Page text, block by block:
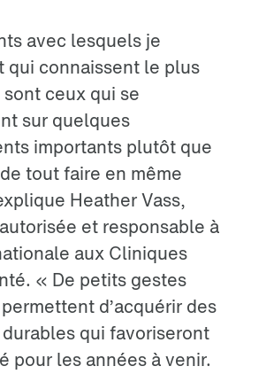
avec lesquels je
qui connaissent le plus
ceux qui se
sur quelques
importants plutôt que
tout faire en même
Heather Vass,
et responsable à
aux Cliniques
« De petits gestes
d’acquérir des
qui favoriseront
pour les années à venir.